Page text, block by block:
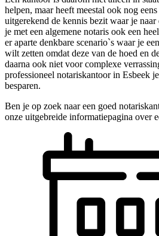
helpen, maar heeft meestal ook nog
uitgerekend de kennis bezit waar je
je met een algemene notaris ook een
er aparte denkbare scenario`s waar je
wilt zetten omdat deze van de hoed en
daarna ook niet voor complexe
professioneel notariskantoor in Esbeek
besparen.
Ben je op zoek naar een goed
onze uitgebreide informatiepagina over